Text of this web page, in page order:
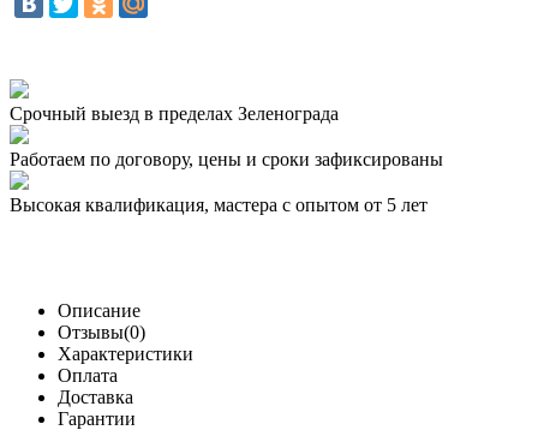
Срочный выезд в пределах Зеленограда
Работаем по договору, цены и сроки зафиксированы
Высокая квалификация, мастера с опытом от 5 лет
Описание
Отзывы(0)
Характеристики
Оплата
Доставка
Гарантии